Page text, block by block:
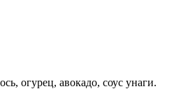
огурец, авокадо, соус унаги.